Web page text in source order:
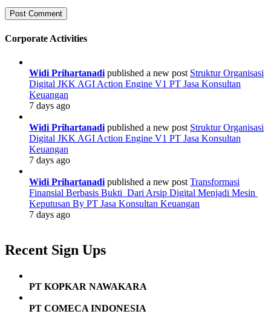
Corporate Activities
Widi Prihartanadi published a new post Struktur Organisasi
Digital JKK AGI Action Engine V1 PT Jasa Konsultan
Keuangan
7 days ago
Widi Prihartanadi published a new post Struktur Organisasi
Digital JKK AGI Action Engine V1 PT Jasa Konsultan
Keuangan
7 days ago
Widi Prihartanadi published a new post Transformasi
Finansial Berbasis Bukti Dari Arsip Digital Menjadi Mesin
Keputusan By PT Jasa Konsultan Keuangan
7 days ago
Recent Sign Ups
PT KOPKAR NAWAKARA
PT COMECA INDONESIA